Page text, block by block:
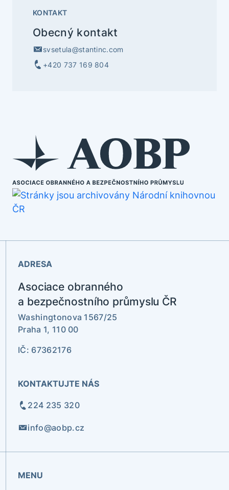
KONTAKT
Obecný kontakt
svsetula@stantinc.com
+420 737 169 804
ADRESA
Asociace obranného
a bezpečnostního průmyslu ČR
Washingtonova 1567/25
Praha 1, 110 00
IČ: 67362176
KONTAKTUJTE NÁS
224 235 320
info@aobp.cz
MENU